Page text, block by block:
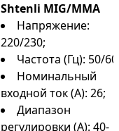
Shtenli MIG/MMA
Напряжение:
220/230;
Частота (Гц): 50/
Номинальный
входной ток (А): 26;
Диапазон
регулировки (А): 40-